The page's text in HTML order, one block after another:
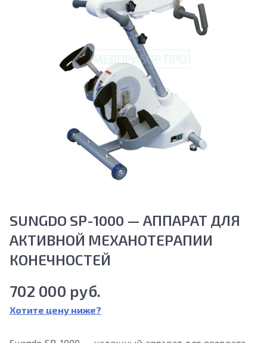
SUNGDO SP-1000 — АППАРАТ ДЛЯ
АКТИВНОЙ МЕХАНОТЕРАПИИ
КОНЕЧНОСТЕЙ
702 000 руб.
Хотите цену ниже?